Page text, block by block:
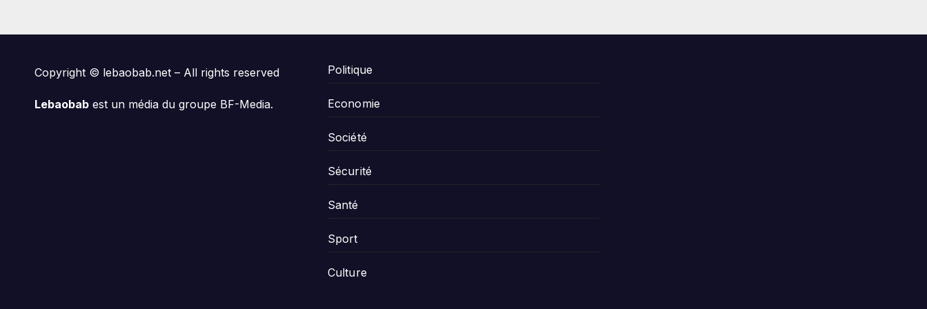
Copyright © lebaobab.net – All rights reserved
Lebaobab est un média du groupe BF-Media.
Politique
Economie
Société
Sécurité
Santé
Sport
Culture